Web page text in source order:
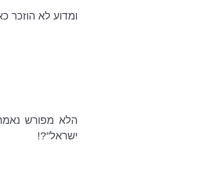
ומדוע לא הוזכר
הלא מפורש
ישראל"?!